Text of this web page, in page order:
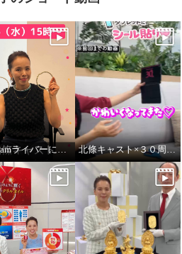
北條キャスト×３０周年タブレットにシール貼りpart2